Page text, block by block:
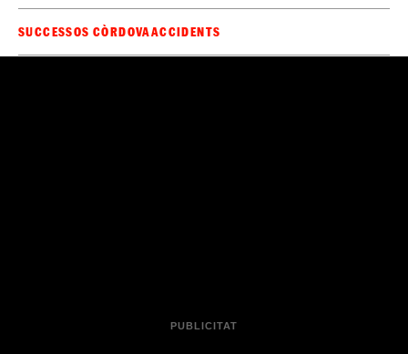
SUCCESSOS CÒRDOVAACCIDENTS